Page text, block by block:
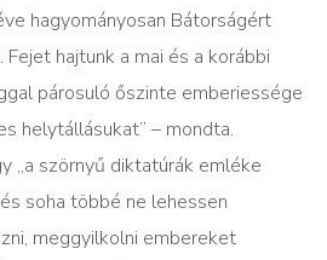
hagyományosan Bátorságért
hajtunk a mai és a korábbi
párosuló őszinte emberiessége
helytállásukat” – mondta.
„a szörnyű diktatúrák emléke
soha többé ne lehessen
meggyilkolni embereket